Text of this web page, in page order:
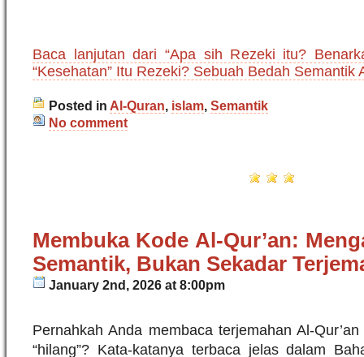
Baca lanjutan dari “Apa sih Rezeki itu?
“Kesehatan” Itu Rezeki? Sebuah Bedah Semantik
Posted in Al-Quran, islam, Semantik
No comment
Membuka Kode Al-Qur’an:
Semantik, Bukan Sekadar
January 2nd, 2026 at 8:00pm
Pernahkah Anda membaca terjemahan Al-
“hilang”? Kata-katanya terbaca jelas dalam